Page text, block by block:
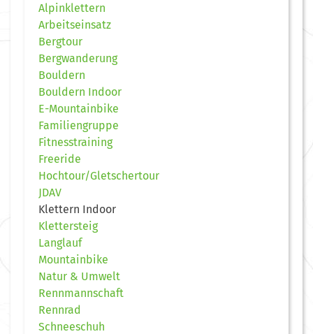
Alpinklettern
Arbeitseinsatz
Bergtour
Bergwanderung
Bouldern
Bouldern Indoor
E-Mountainbike
Familiengruppe
Fitnesstraining
Freeride
Hochtour/Gletschertour
JDAV
Klettern Indoor
Klettersteig
Langlauf
Mountainbike
Natur & Umwelt
Rennmannschaft
Rennrad
Schneeschuh